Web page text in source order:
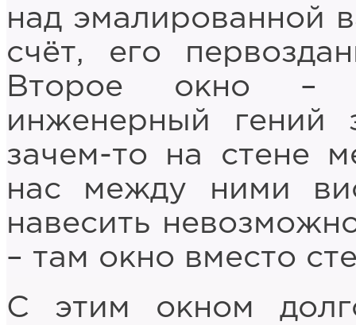
над эмалированной
счёт, его
Второе окно –
инженерный гений
зачем-то на стене
нас между ними
навесить
– там окно вместо
С этим окном